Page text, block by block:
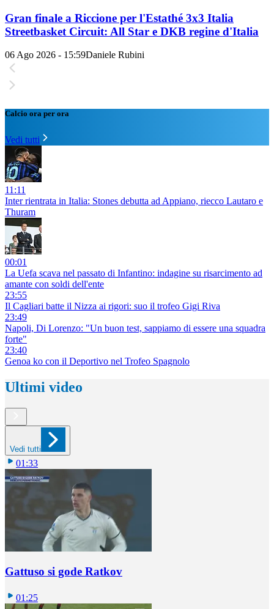
Gran finale a Riccione per l'Estathé 3x3 Italia
Streetbasket Circuit: All Star e DKB regine d'Italia
06 Ago 2026 - 15:59Daniele Rubini
Calcio ora per ora
Vedi tutti
11:11
Inter rientrata in Italia: Stones debutta ad Appiano, riecco Lautaro e
Thuram
00:01
La Uefa scava nel passato di Infantino: indagine su risarcimento ad
amante con soldi dell'ente
23:55
Il Cagliari batte il Nizza ai rigori: suo il trofeo Gigi Riva
23:49
Napoli, Di Lorenzo: "Un buon test, sappiamo di essere una squadra
forte"
23:40
Genoa ko con il Deportivo nel Trofeo Spagnolo
Ultimi video
Vedi tutti
01:33
Gattuso si gode Ratkov
01:25